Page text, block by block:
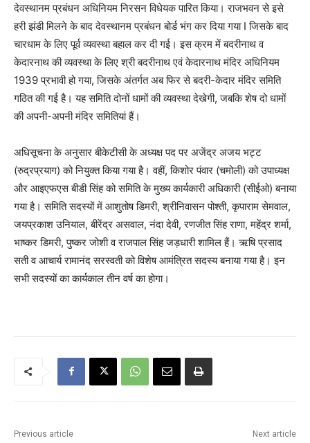
देवस्थानम प्रबंधन अधिनियम निरसन विधेयक पारित किया। राजभवन से इसे
हरी झंडी मिलने के बाद देवस्थानम प्रबंधन बोर्ड भंग कर दिया गया I जिसके बाद
चारधाम के लिए पूर्व व्यवस्था बहाल कर दी गई। इस क्रम में बदरीनाथ व
केदारनाथ की व्यवस्था के लिए श्री बदरीनाथ एवं केदारनाथ मंदिर अधिनियम
1939 प्रभावी हो गया, जिसके अंतर्गत अब फिर से बदरी-केदार मंदिर समिति
गठित की गई है। यह समिति दोनों धामों की व्यवस्था देखेगी, जबकि शेष दो धामों
की अपनी-अपनी मंदिर समितियां हैं।
अधिसूचना के अनुसार बीकेटीसी के अध्यक्ष पद पर अजेंद्र अजय भट्ट
(रुद्रप्रयाग) को नियुक्त किया गया है। वहीं, किशोर पंवार (चमोली) को उपाध्यक्ष
और आइएफएस बीडी सिंह को समिति के मुख्य कार्यकारी अधिकारी (सीईओ) बनाया
गया है। समिति सदस्यों में आशुतोष डिमरी, श्रीनिवासन पोश्ती, कृपाराम सेमवाल,
जयप्रकाश उनियाल, बीरेंद्र असवाल, नंदा देवी, रणजीत सिंह राणा, महेंद्र शर्मा,
भाष्कर डिमरी, पुष्कर जोशी व राजपाल सिंह जड़धारी शामिल हैं। ऋषि प्रसाद
सती व आचार्य रामानंद सरस्वती को विशेष आमंत्रित सदस्य बनाया गया है। इन
सभी सदस्यों का कार्यकाल तीन वर्ष का होगा।
Previous article Next article